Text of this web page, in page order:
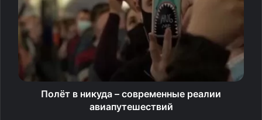
Полёт в никуда – современные реалии
авиапутешествий